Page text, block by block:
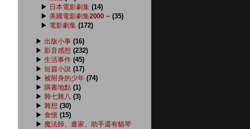
▶ 日本電影劇集 (14)
▶ 美國電影劇集2000 ~ (35)
▶ 電影劇集 (172)
▶ 出版小事 (16)
▶ 影音感想 (232)
▶ 生活事件 (45)
▶ 短篇小說 (17)
▶ 被附身的少年 (74)
▶ 購書地點 (1)
▶ 雜七雜八 (3)
▶ 雜想 (30)
▶ 食憶 (15)
▶ 魔法師、畫家、助手還有貓琴